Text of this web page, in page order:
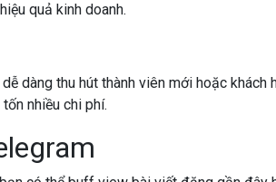
quả kinh doanh.
dàng thu hút thành viên mới hoặc khách
nhiều chi phí.